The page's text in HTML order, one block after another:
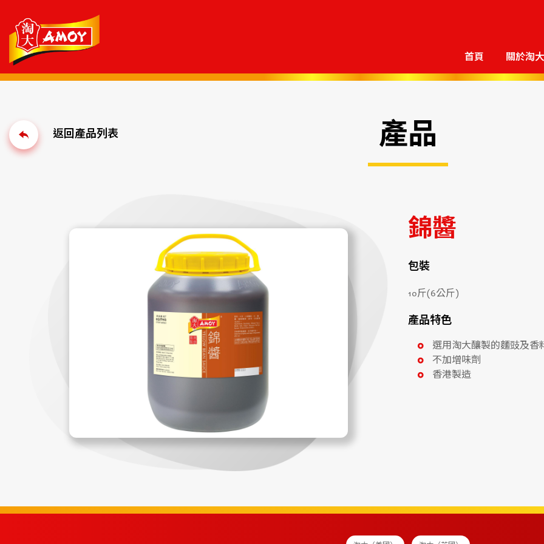
首頁 關於淘大
產品
錦醬
包裝
10斤(6公斤)
產品特色
選用淘大釀製的麵豉及香
不加增味劑
香港製造